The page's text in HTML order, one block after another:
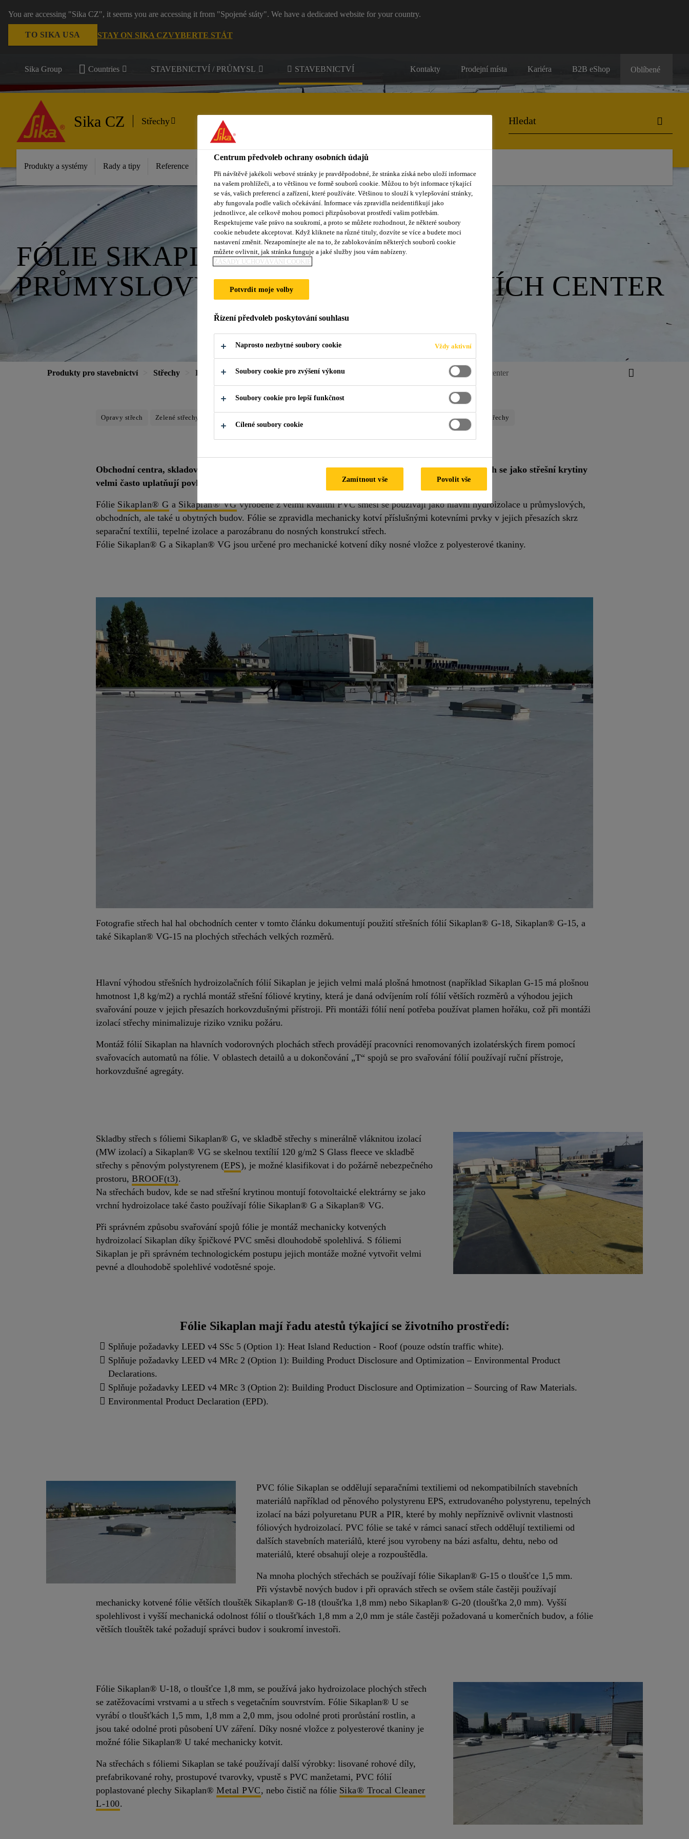
You are accessing "Sika CZ", it seems you are accessing it from "Spojené státy". We have a dedicated website for your country.
TO SIKA USA STAY ON SIKA CZVYBERTE STÁT
Sika Group Countries STAVEBNICTVÍ / PRŮMYSL STAVEBNICTVÍ Kontakty Prodejní místa Kariéra B2B eShop Oblíbené
Sika CZ Střechy
Produkty a systémy Rady a tipy Reference
FÓLIE SIKAPLAN NA STŘECHÁCH
PRŮMYSLOVÝCH HAL A OBCHODNÍCH CENTER
Produkty pro stavebnictví Střechy Rady a tipy pro střechy Fólie Sikaplan na střechách průmyslových hal a obchodních center
Opravy střech Zelené střechy Sikaplan® Střechy
Obchodní centra, skladové a výrobní haly se staví s plochými střechami velkých rozměrů, na kterých se jako střešní krytiny
velmi často uplatňují povlakové fóliové hydroizolace Sikaplan.
Fólie Sikaplan® G a Sikaplan® VGvyrobené z velmi kvalitní PVC směsi se používají jako hlavní hydroizolace u průmyslových,
obchodních, ale také u obytných budov. Fólie se zpravidla mechanicky kotví příslušnými kotevními prvky v jejich přesazích skrz
separační textílii, tepelné izolace a parozábranu do nosných konstrukcí střech.
Fólie Sikaplan® G a Sikaplan® VG jsou určené pro mechanické kotvení díky nosné vložce z polyesterové tkaniny.
Fotografie střech hal hal obchodních center v tomto článku dokumentují použití střešních fólií Sikaplan® G-18, Sikaplan® G-15, a
také Sikaplan® VG-15 na plochých střechách velkých rozměrů.
Hlavní výhodou střešních hydroizolačních fólií Sikaplan je jejich velmi malá plošná hmotnost (například Sikaplan G-15 má plošnou
hmotnost 1,8 kg/m2) a rychlá montáž střešní fóliové krytiny, která je daná odvíjením rolí fólií větších rozměrů a výhodou jejich
svařování pouze v jejich přesazích horkovzdušnými přístroji. Při montáži fólií není potřeba používat plamen hořáku, což při montáži
izolací střechy minimalizuje riziko vzniku požáru.
Montáž fólií Sikaplan na hlavních vodorovných plochách střech provádějí pracovníci renomovaných izolatérských firem pomocí
svařovacích automatů na fólie. V oblastech detailů a u dokončování „T“ spojů se pro svařování fólií používají ruční přístroje,
horkovzdušné agregáty.
Skladby střech s fóliemi Sikaplan® G, ve skladbě střechy s minerálně vláknitou izolací
(MW izolací) a Sikaplan® VG se skelnou textílií 120 g/m2 S Glass fleece ve skladbě
střechy s pěnovým polystyrenem (EPS), je možné klasifikovat i do požárně nebezpečného
prostoru, BROOF(t3).
Na střechách budov, kde se nad střešní krytinou montují fotovoltaické elektrárny se jako
vrchní hydroizolace také často používají fólie Sikaplan® G a Sikaplan® VG.
Při správném způsobu svařování spojů fólie je montáž mechanicky kotvených
hydroizolací Sikaplan díky špičkové PVC směsi dlouhodobě spolehlivá. S fóliemi
Sikaplan je při správném technologickém postupu jejich montáže možné vytvořit velmi
pevné a dlouhodobě spolehlivé vodotěsné spoje.
Fólie Sikaplan mají řadu atestů týkající se životního prostředí:
Splňuje požadavky LEED v4 SSc 5 (Option 1): Heat Island Reduction - Roof (pouze odstín traffic white).
Splňuje požadavky LEED v4 MRc 2 (Option 1): Building Product Disclosure and Optimization – Environmental Product
Declarations.
Splňuje požadavky LEED v4 MRc 3 (Option 2): Building Product Disclosure and Optimization – Sourcing of Raw Materials.
Environmental Product Declaration (EPD).
PVC fólie Sikaplan se oddělují separačními textiliemi od nekompatibilních stavebních
materiálů například od pěnového polystyrenu EPS, extrudovaného polystyrenu, tepelných
izolací na bázi polyuretanu PUR a PIR, které by mohly nepříznivě ovlivnit vlastnosti
fóliových hydroizolací. PVC fólie se také v rámci sanací střech oddělují textiliemi od
dalších stavebních materiálů, které jsou vyrobeny na bázi asfaltu, dehtu, nebo od
materiálů, které obsahují oleje a rozpouštědla.
Na mnoha plochých střechách se používají fólie Sikaplan® G-15 o tloušťce 1,5 mm.
Při výstavbě nových budov i při opravách střech se ovšem stále častěji používají
mechanicky kotvené fólie větších tlouštěk Sikaplan® G-18 (tloušťka 1,8 mm) nebo Sikaplan® G-20 (tloušťka 2,0 mm). Vyšší
spolehlivost i vyšší mechanická odolnost fólií o tloušťkách 1,8 mm a 2,0 mm je stále častěji požadovaná u komerčních budov, a fólie
větších tlouštěk také požadují správci budov i soukromí investoři.
Fólie Sikaplan® U-18, o tloušťce 1,8 mm, se používá jako hydroizolace plochých střech
se zatěžovacími vrstvami a u střech s vegetačním souvrstvím. Fólie Sikaplan® U se
vyrábí o tloušťkách 1,5 mm, 1,8 mm a 2,0 mm, jsou odolné proti prorůstání rostlin, a
jsou také odolné proti působení UV záření. Díky nosné vložce z polyesterové tkaniny je
možné fólie Sikaplan® U také mechanicky kotvit.
Na střechách s fóliemi Sikaplan se také používají další výrobky: lisované rohové díly,
prefabrikované rohy, prostupové tvarovky, vpustě s PVC manžetami, PVC fólií
poplastované plechy Sikaplan® Metal PVC, nebo čistič na fólie Sika® Trocal Cleaner
L-100.
Centrum předvoleb ochrany osobních údajů
Při návštěvě jakékoli webové stránky je pravděpodobné, že stránka získá nebo uloží informace
na vašem prohlížeči, a to většinou ve formě souborů cookie. Můžou to být informace týkající
se vás, vašich preferencí a zařízení, které používáte. Většinou to slouží k vylepšování stránky,
aby fungovala podle vašich očekávání. Informace vás zpravidla neidentifikují jako
jednotlivce, ale celkově mohou pomoci přizpůsobovat prostředí vašim potřebám.
Respektujeme vaše právo na soukromí, a proto se můžete rozhodnout, že některé soubory
cookie nebudete akceptovat. Když kliknete na různé tituly, dozvíte se více a budete moci
nastavení změnit. Nezapomínejte ale na to, že zablokováním některých souborů cookie
můžete ovlivnit, jak stránka funguje a jaké služby jsou vám nabízeny.
ZÁSADY UCHOVÁVÁNÍ COOKIE
Potvrdit moje volby
Řízení předvoleb poskytování souhlasu
Naprosto nezbytné soubory cookie Vždy aktivní
Soubory cookie pro zvýšení výkonu
Soubory cookie pro lepší funkčnost
Cílené soubory cookie
Zamítnout vše Povolit vše